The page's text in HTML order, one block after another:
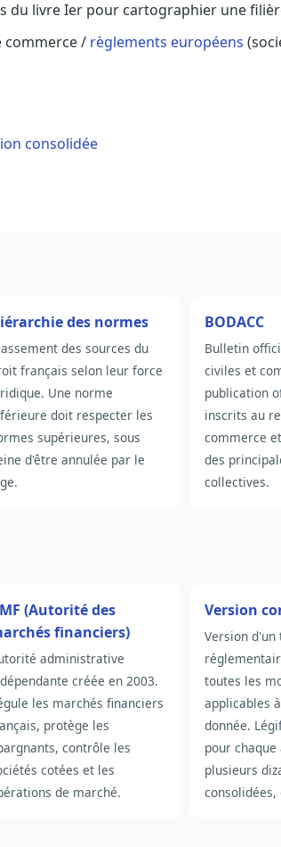
du livre Ier pour cartographier une
commerce / règlements européens
consolidée
des normes
des sources du
français selon leur force
Une norme
doit respecter les
supérieures, sous
d'être annulée par le
BODACC
Bulletin
civiles et
publication
inscrits au
commerce
des
collectives.
(Autorité des
financiers)
administrative
créée en 2003.
les marchés financiers
protège les
contrôle les
cotées et les
de marché.
Version
Version
toutes les
applicables
donnée.
pour
plusieurs
consolidées,